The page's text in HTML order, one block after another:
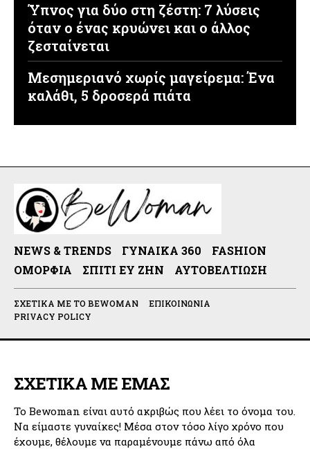
Ύπνος για δύο στη ζέστη: 7 λύσεις
όταν ο ένας κρυώνει και ο άλλος
ζεσταίνεται
Μεσημεριανό χωρίς μαγείρεμα: Ένα
καλάθι, 5 δροσερά πιάτα
NEWS & TRENDS ΓΥΝΑΊΚΑ 360
FASHION
ΟΜΟΡΦΙΆ
ΣΠΊΤΙ ΕΥ ΖΗΝ ΑΥΤΟΒΕΛΤΊΩΣΗ
ΣΧΕΤΙΚΆ ΜΕ ΤΟ BEWOMAN
ΕΠΙΚΟΙΝΩΝΊΑ
PRIVACY POLICY
ΣΧΕΤΙΚΑ ΜΕ ΕΜΑΣ
Το Bewoman είναι αυτό ακριβώς που λέει το όνομα του.
Να είμαστε γυναίκες! Μέσα στον τόσο λίγο χρόνο που
έχουμε, θέλουμε να παραμένουμε πάνω από όλα